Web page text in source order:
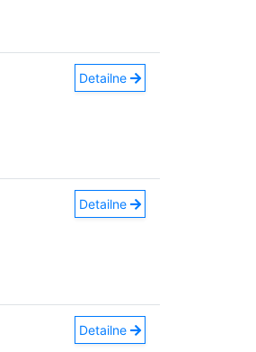
Detailne
Detailne
Detailne